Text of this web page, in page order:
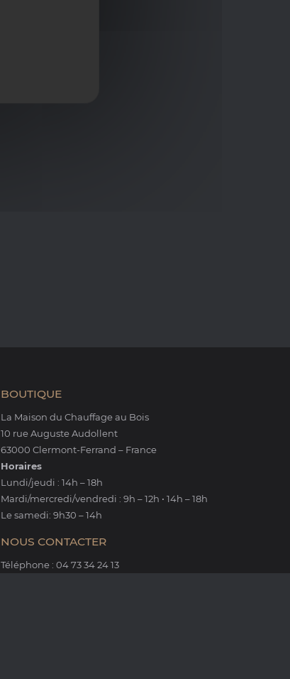
BOUTIQUE
La Maison du Chauffage au Bois
10 rue Auguste Audollent
63000 Clermont-Ferrand – France
Horaires
Lundi/jeudi : 14h – 18h
Mardi/mercredi/vendredi : 9h – 12h • 14h – 18h
Le samedi: 9h30 – 14h
NOUS CONTACTER
Téléphone : 04 73 34 24 13